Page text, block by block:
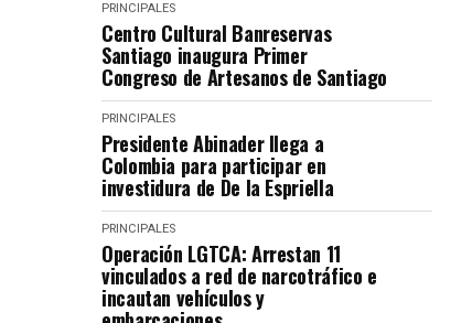
PRINCIPALES
Centro Cultural Banreservas
Santiago inaugura Primer
Congreso de Artesanos de Santiago
PRINCIPALES
Presidente Abinader llega a
Colombia para participar en
investidura de De la Espriella
PRINCIPALES
Operación LGTCA: Arrestan 11
vinculados a red de narcotráfico e
incautan vehículos y